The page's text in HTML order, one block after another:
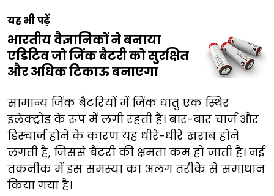
यह भी पढ़ें
भारतीय वैज्ञानिकों ने बनाया
एडिटिव जो जिंक बैटरी को सुरक्षित
और अधिक टिकाऊ बनाएगा
सामान्य जिंक बैटरियों में जिंक धातु एक स्थिर
इलेक्ट्रोड के रूप में लगी रहती है। बार-बार चार्ज और
डिस्चार्ज होने के कारण यह धीरे-धीरे खराब होने
लगती है, जिससे बैटरी की क्षमता कम हो जाती है। नई
तकनीक में इस समस्या का अलग तरीके से समाधान
किया गया है।